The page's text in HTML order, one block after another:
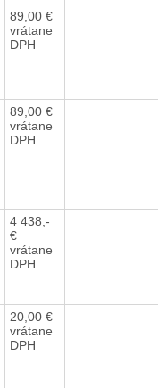
89,00 €
vrátane
DPH
89,00 €
vrátane
DPH
4 438,-
€
vrátane
DPH
20,00 €
vrátane
DPH